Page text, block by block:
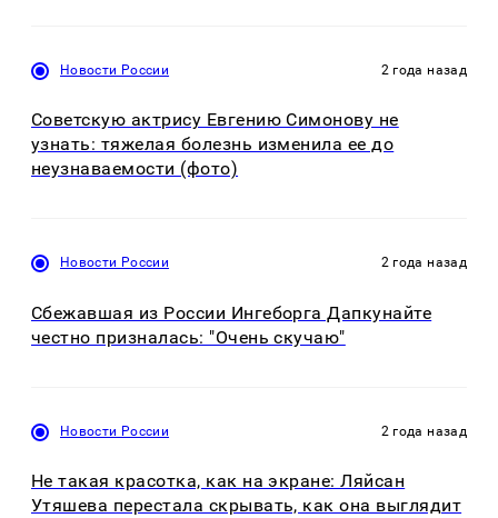
Новости России 2 года назад
Советскую актрису Евгению Симонову не
узнать: тяжелая болезнь изменила ее до
неузнаваемости (фото)
Новости России 2 года назад
Сбежавшая из России Ингеборга Дапкунайте
честно призналась: "Очень скучаю"
Новости России 2 года назад
Не такая красотка, как на экране: Ляйсан
Утяшева перестала скрывать, как она выглядит